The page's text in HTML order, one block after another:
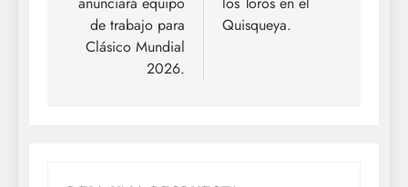
entradas
de trabajo para
Clásico Mundial
2026.
Quisqueya.